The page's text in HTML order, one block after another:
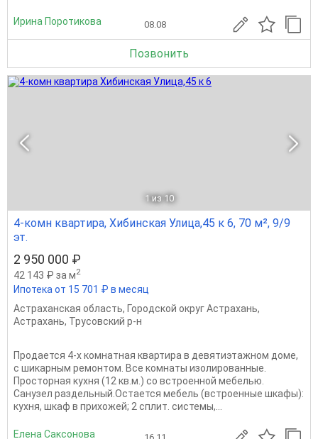
Ирина Поротикова 08.08
Позвонить
1 из 10
4-комн квартира, Хибинская Улица,45 к 6, 70 м², 9/9
эт.
2 950 000 ₽
42 143 ₽ за м2
Ипотека от 15 701 ₽ в месяц
Астраханская область, Городской округ Астрахань,
Астрахань, Трусовский р-н
Продается 4-х комнатная квартира в девятиэтажном доме,
с шикарным ремонтом. Все комнаты изолированные.
Просторная кухня (12 кв.м.) со встроенной мебелью.
Санузел раздельный.Остается мебель (встроенные шкафы):
кухня, шкаф в прихожей; 2 сплит. системы,...
Елена Саксонова